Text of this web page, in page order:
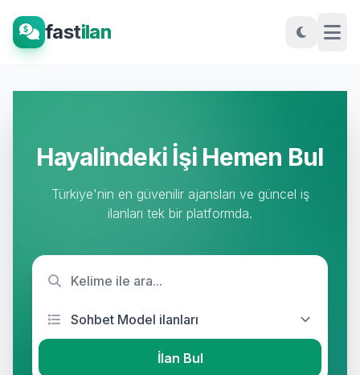
fastilan
Hayalindeki İşi Hemen Bul
Türkiye'nin en güvenilir ajansları ve güncel iş
ilanları tek bir platformda.
İlan Bul